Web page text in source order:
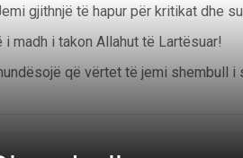
gjithnjë të hapur për kritikat dhe
i madh i takon Allahut të Lartësuar!
që vërtet të jemi shembull i